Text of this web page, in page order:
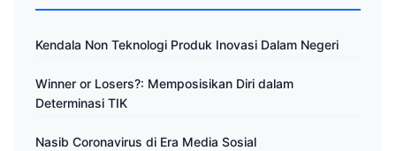
Kendala Non Teknologi Produk Inovasi Dalam Negeri
Winner or Losers?: Memposisikan Diri dalam
Determinasi TIK
Nasib Coronavirus di Era Media Sosial